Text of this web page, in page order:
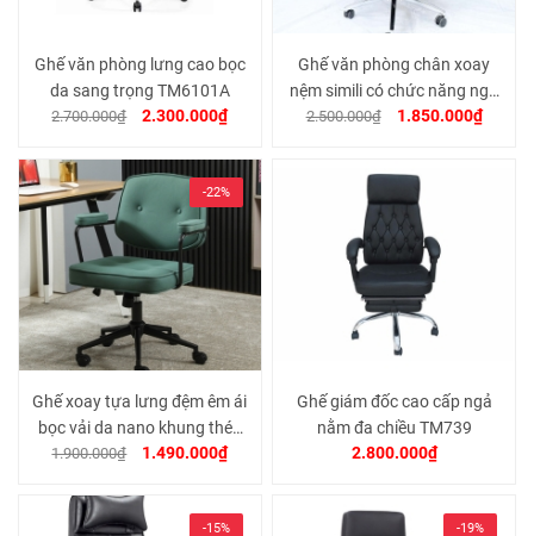
Ghế văn phòng lưng cao bọc
da sang trọng TM6101A
2.700.000₫ 2.300.000₫
Ghế văn phòng chân xoay
nệm simili có chức năng ngả
lưng TM6635
2.500.000₫ 1.850.000₫
Ghế xoay tựa lưng đệm êm ái
bọc vải da nano khung thép
sơn tĩnh điện cao cấp TM188
1.900.000₫ 1.490.000₫
-22%
Ghế giám đốc cao cấp ngả
nằm đa chiều TM739
2.800.000₫
-15% -19%